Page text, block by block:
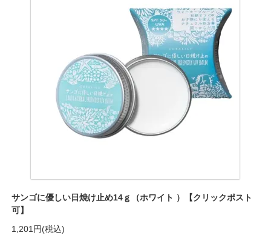
サンゴに優しい日焼け止め14ｇ（ホワイト ）【クリックポスト
可】
1,201円(税込)